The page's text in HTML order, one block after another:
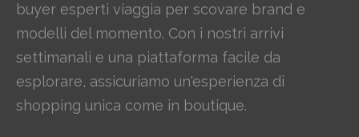
buyer esperti viaggia per scovare brand e
modelli del momento. Con i nostri arrivi
settimanali e una piattaforma facile da
esplorare, assicuriamo un'esperienza di
shopping unica come in boutique.